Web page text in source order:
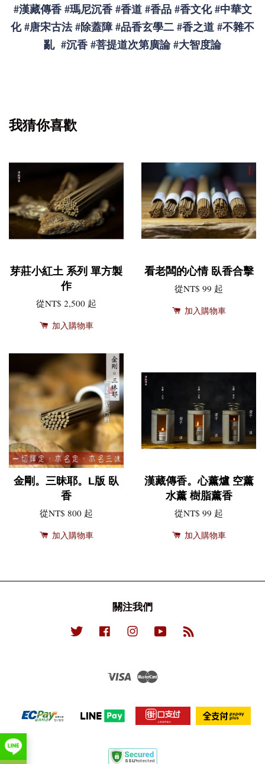
#漢藏傳香 #瑪尼沉香 #香道 #香品 #香文化 #中華文
化#唐宋古法#除蓋障#品香玄學二#香之道#不雜不
亂 #沉香#菩提道次第廣論#大智度論
我猜你喜歡
芽莊小紅土 系列 單方製
作
從NT$ 2,500 起
加入購物車
看老闆的心情 臥香合擊
從NT$ 99 起
加入購物車
金剛。三昧耶。L版 臥
香
從NT$ 800 起
加入購物車
漢藏傳香。心薰爐 空薰
水薰 樹脂薰香
從NT$ 99 起
加入購物車
關注我們
Twitter Facebook Instagram YouTube
Visa